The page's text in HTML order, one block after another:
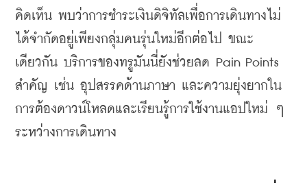
คิดเห็น พบว่าการชำระเงินดิจิทัลเพื่อการเดินทางไม่
ได้จำกัดอยู่เพียงกลุ่มคนรุ่นใหม่อีกต่อไป ขณะ
เดียวกัน บริการของทรูมันนี่ยังช่วยลด Pain Points
สำคัญ เช่น อุปสรรคด้านภาษา และความยุ่งยากใน
การต้องดาวน์โหลดและเรียนรู้การใช้งานแอปใหม่ ๆ
ระหว่างการเดินทาง